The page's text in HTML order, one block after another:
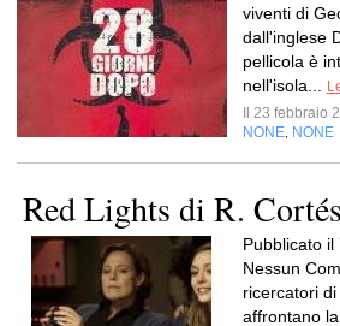
viventi di
dall'inglese
pellicola è
nell'isola...
Il 23 febbraio
NONE NONE
Red Lights di R. Cortés
Pubblicato
Nessun
ricercatori
affrontano